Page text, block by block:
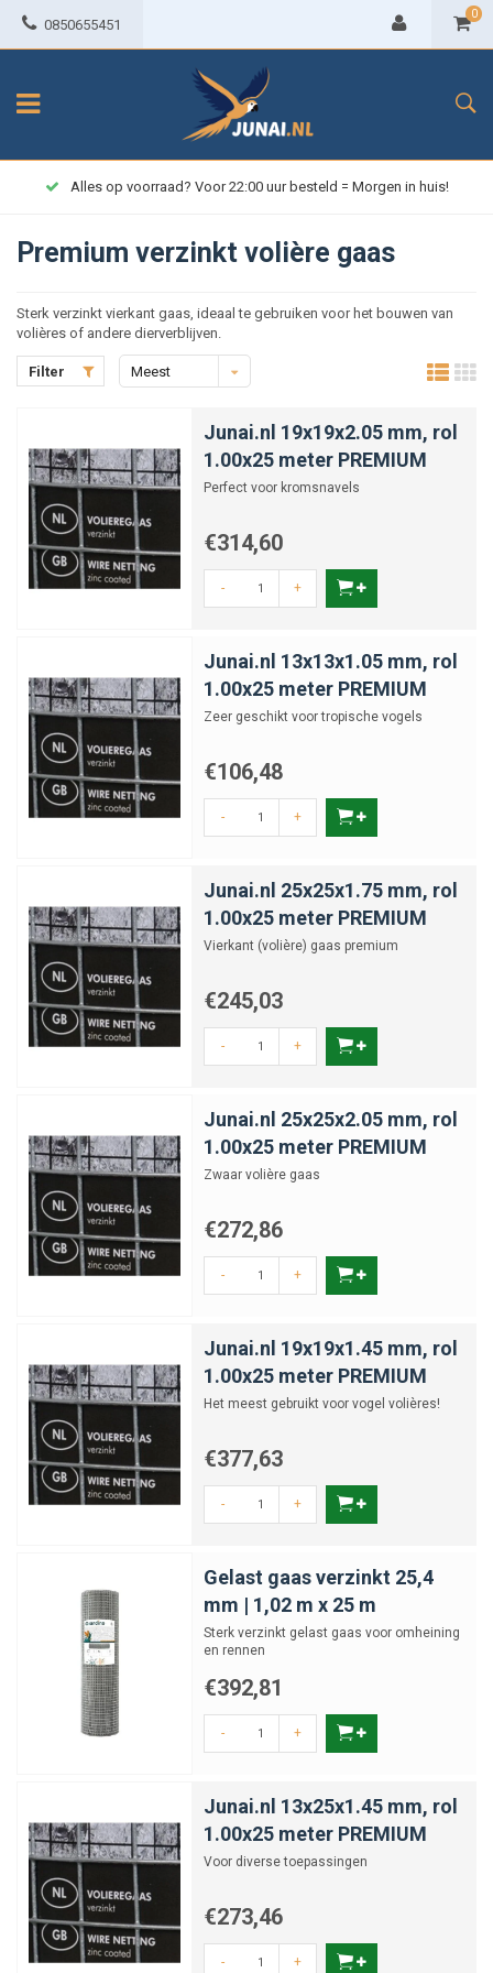
0850655451
0
Alles op voorraad? Voor 22:00 uur besteld = Morgen in huis!
Premium verzinkt volière gaas
Sterk verzinkt vierkant gaas, ideaal te gebruiken voor het bouwen van
volières of andere dierverblijven.
Filter
Meest
Junai.nl 19x19x2.05 mm, rol
1.00x25 meter PREMIUM
Perfect voor kromsnavels
€314,60
- +
Junai.nl 13x13x1.05 mm, rol
1.00x25 meter PREMIUM
Zeer geschikt voor tropische vogels
€106,48
- +
Junai.nl 25x25x1.75 mm, rol
1.00x25 meter PREMIUM
Vierkant (volière) gaas premium
€245,03
- +
Junai.nl 25x25x2.05 mm, rol
1.00x25 meter PREMIUM
Zwaar volière gaas
€272,86
- +
Junai.nl 19x19x1.45 mm, rol
1.00x25 meter PREMIUM
Het meest gebruikt voor vogel volières!
€377,63
- +
Gelast gaas verzinkt 25,4
mm | 1,02 m x 25 m
Sterk verzinkt gelast gaas voor omheining
en rennen
€392,81
- +
Junai.nl 13x25x1.45 mm, rol
1.00x25 meter PREMIUM
Voor diverse toepassingen
€273,46
- +